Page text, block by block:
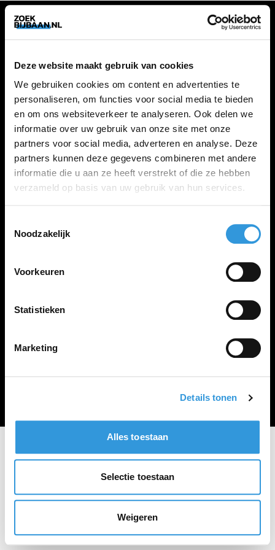
Deze website maakt gebruik van cookies
We gebruiken cookies om content en advertenties te
personaliseren, om functies voor social media te bieden
en om ons websiteverkeer te analyseren. Ook delen we
informatie over uw gebruik van onze site met onze
partners voor social media, adverteren en analyse. Deze
partners kunnen deze gegevens combineren met andere
informatie die u aan ze heeft verstrekt of die ze hebben
verzameld op basis van uw gebruik van hun services.
Noodzakelijk
Voorkeuren
Statistieken
Marketing
Details tonen
Alles toestaan
Selectie toestaan
Weigeren
ZOEKBIJBAAN
FAQ
Kennis maken met MELON
VACATURES
Alle vacatures